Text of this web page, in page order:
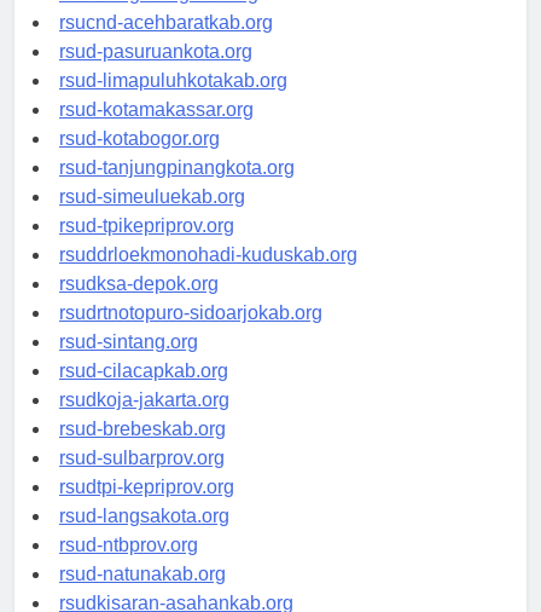
rsud-tangerangkota.org
rsucnd-acehbaratkab.org
rsud-pasuruankota.org
rsud-limapuluhkotakab.org
rsud-kotamakassar.org
rsud-kotabogor.org
rsud-tanjungpinangkota.org
rsud-simeuluekab.org
rsud-tpikepriprov.org
rsuddrloekmonohadi-kuduskab.org
rsudksa-depok.org
rsudrtnotopuro-sidoarjokab.org
rsud-sintang.org
rsud-cilacapkab.org
rsudkoja-jakarta.org
rsud-brebeskab.org
rsud-sulbarprov.org
rsudtpi-kepriprov.org
rsud-langsakota.org
rsud-ntbprov.org
rsud-natunakab.org